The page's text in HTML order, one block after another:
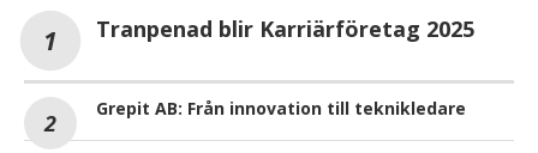
Tranpenad blir Karriärföretag 2025
Grepit AB: Från innovation till teknikledare